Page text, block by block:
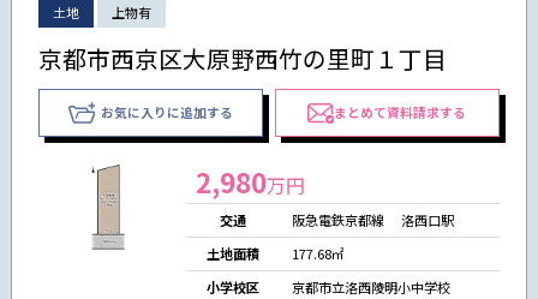
土地 上物有
京都市西京区大原野西竹の里町１丁目
お気に入りに追加する まとめて資料請求する
2,980万円
交通
阪急電鉄京都線 洛西口駅
土地面積
177.68㎡
小学校区
京都市立洛西陵明小中学校